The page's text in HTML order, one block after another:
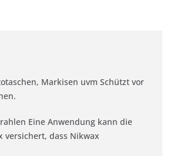
Markisen uvm Schützt vor
Eine Anwendung kann die
versichert, dass Nikwax